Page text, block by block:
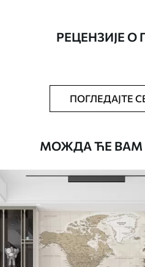
Тапета се
сунђером.
водом.
Доступни материјали
Стандард
4472 .422683.45RSD/m²
РЕЦЕНЗИЈЕ
ПОГЛЕДАЈТЕ
МОЖДА ЋЕ ВАМ